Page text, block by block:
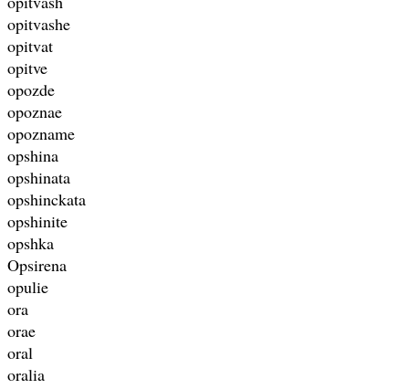
opitvashe
opitvat
opitve
opozde
opoznae
opozname
opshina
opshinata
opshinckata
opshinite
opshka
Opsirena
opulie
ora
orae
oral
oralia